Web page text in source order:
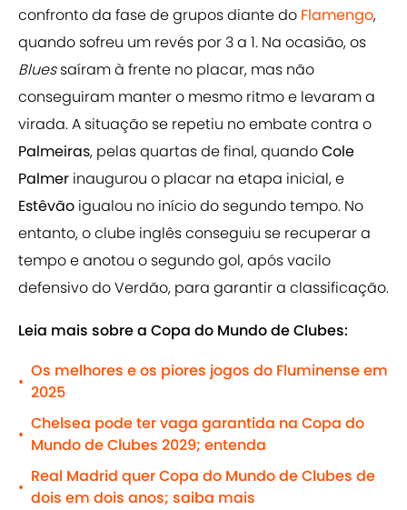
confronto da fase de grupos diante do Flamengo,
quando sofreu um revés por 3 a 1. Na ocasião, os
Bluessaíram à frente no placar, mas não
conseguiram manter o mesmo ritmo e levaram a
virada. A situação se repetiu no embate contra o
Palmeiras, pelas quartas de final, quandoCole
Palmer inaugurou o placar na etapa inicial, e
Estêvão igualou no início do segundo tempo. No
entanto, o clube inglês conseguiu se recuperar a
tempo e anotou o segundo gol, após vacilo
defensivo do Verdão, para garantir a classificação.
Leia mais sobre a Copa do Mundo de Clubes:
•
Os melhores e os piores jogos do Fluminense em
2025
•
Chelsea pode ter vaga garantida na Copa do
Mundo de Clubes 2029; entenda
•
Real Madrid quer Copa do Mundo de Clubes de
dois em dois anos; saiba mais